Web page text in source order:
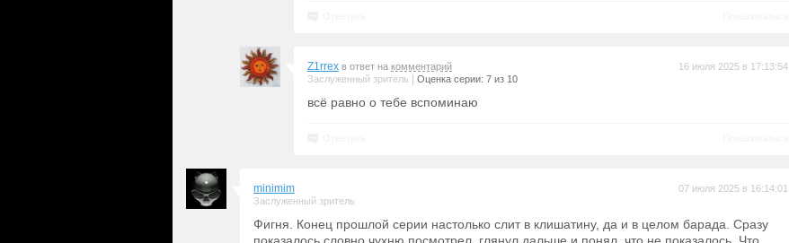
Z1rrex в ответ на комментарий
Заслуженный зритель
Оценка серии: 7 из 10
16 июля 2025 в 17:13:54
всё равно о тебе вспоминаю
minimim
Заслуженный зритель
07 июля 2025 в 16:14:01
Фигня. Конец прошлой серии настолько слит в клишатину, да и в целом барада. Сразу